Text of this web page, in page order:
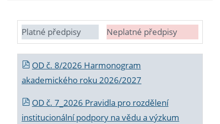
Platné předpisy Neplatné předpisy
OD č. 8/2026 Harmonogram
akademického roku 2026/2027
OD č. 7_2026 Pravidla pro rozdělení
institucionální podpory na vědu a výzkum